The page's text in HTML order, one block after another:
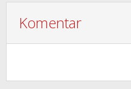
Komentar